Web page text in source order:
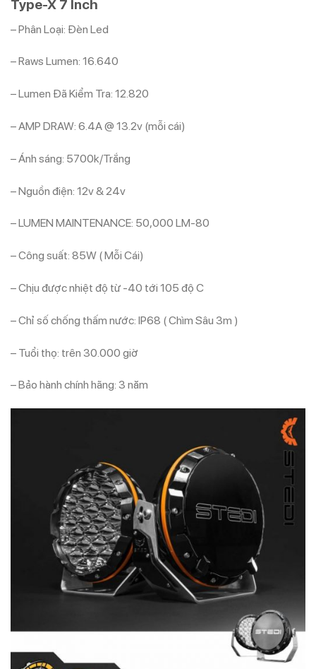
Type-X 7 Inch
– Phân Loại: Đèn Led
– Raws Lumen: 16.640
– Lumen Đã Kiểm Tra: 12.820
– AMP DRAW: 6.4A @ 13.2v (mỗi cái)
– Ánh sáng: 5700k/Trắng
– Nguồn điện: 12v & 24v
– LUMEN MAINTENANCE: 50,000 LM-80
– Công suất: 85W ( Mỗi Cái)
– Chịu được nhiệt độ từ -40 tới 105 độ C
– Chỉ số chống thấm nước: IP68 ( Chìm Sâu 3m )
– Tuổi thọ: trên 30.000 giờ
– Bảo hành chính hãng: 3 năm